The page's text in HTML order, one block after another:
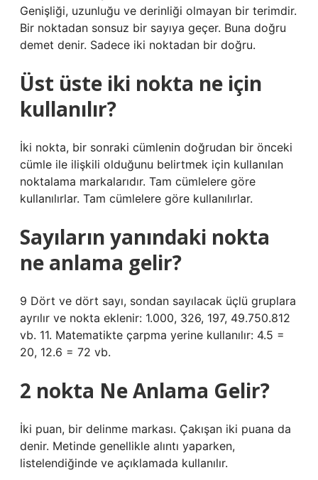
Genişliği, uzunluğu ve derinliği olmayan bir terimdir.
Bir noktadan sonsuz bir sayıya geçer. Buna doğru
demet denir. Sadece iki noktadan bir doğru.
Üst üste iki nokta ne için
kullanılır?
İki nokta, bir sonraki cümlenin doğrudan bir önceki
cümle ile ilişkili olduğunu belirtmek için kullanılan
noktalama markalarıdır. Tam cümlelere göre
kullanılırlar. Tam cümlelere göre kullanılırlar.
Sayıların yanındaki nokta
ne anlama gelir?
9 Dört ve dört sayı, sondan sayılacak üçlü gruplara
ayrılır ve nokta eklenir: 1.000, 326, 197, 49.750.812
vb. 11. Matematikte çarpma yerine kullanılır: 4.5 =
20, 12.6 = 72 vb.
2 nokta Ne Anlama Gelir?
İki puan, bir delinme markası. Çakışan iki puana da
denir. Metinde genellikle alıntı yaparken,
listelendiğinde ve açıklamada kullanılır.